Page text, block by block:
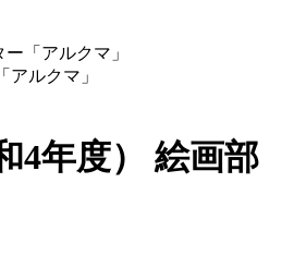
アルクマ」
4年度） 絵画部